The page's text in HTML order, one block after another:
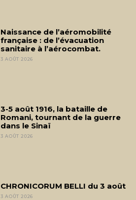
Naissance de l’aéromobilité
française : de l’évacuation
sanitaire à l’aérocombat.
3 AOÛT 2026
3-5 août 1916, la bataille de
Romani, tournant de la guerre
dans le Sinaï
3 AOÛT 2026
CHRONICORUM BELLI du 3 août
3 AOÛT 2026